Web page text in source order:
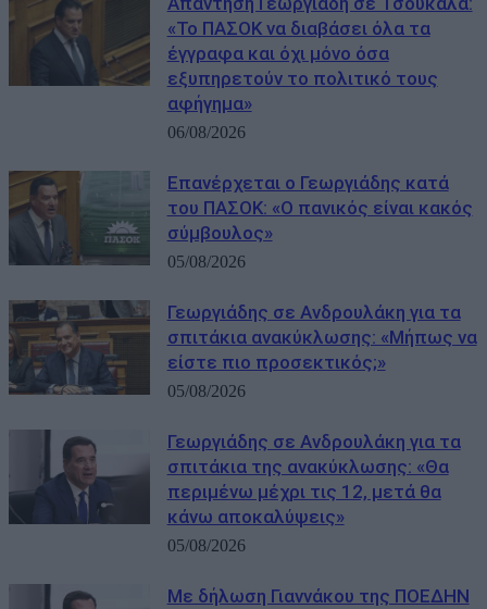
«Το ΠΑΣΟΚ να διαβάσει όλα τα
έγγραφα και όχι μόνο όσα
εξυπηρετούν το πολιτικό τους
αφήγημα»
06/08/2026
Επανέρχεται ο Γεωργιάδης κατά
του ΠΑΣΟΚ: «Ο πανικός είναι κακός
σύμβουλος»
05/08/2026
Γεωργιάδης σε Ανδρουλάκη για τα
σπιτάκια ανακύκλωσης: «Μήπως να
είστε πιο προσεκτικός;»
05/08/2026
Γεωργιάδης σε Ανδρουλάκη για τα
σπιτάκια της ανακύκλωσης: «Θα
περιμένω μέχρι τις 12, μετά θα
κάνω αποκαλύψεις»
05/08/2026
Με δήλωση Γιαννάκου της ΠΟΕΔΗΝ